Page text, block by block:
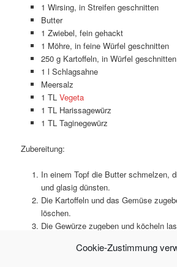
Cookie-Zustimmung
1 Wirsing, in Streifen geschnitten
Butter
1 Zwiebel, fein gehackt
1 Möhre, in feine Würfel geschnitten
250 g Kartoffeln, in Würfel geschnitten
1 l Schlagsahne
Meersalz
1 TL Vegeta
1 TL Harissagewürz
1 TL Taginegewürz
Zubereitung:
In einem Topf die Butter schmelzen,
und glasig dünsten.
Die Kartoffeln und das Gemüse
löschen.
Die Gewürze zugeben und köcheln
Die Suppe pürieren.